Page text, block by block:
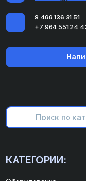
8 499 136 31 51
+7 964 551 24
КАТЕГОРИИ: